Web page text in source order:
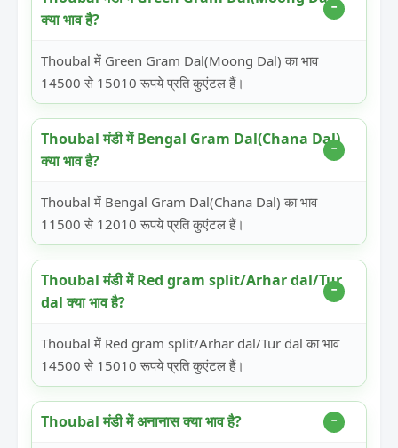
क्या भाव है?
Thoubal में Green Gram Dal(Moong Dal) का भाव
14500 से 15010 रूपये प्रति कुएंटल हैं।
Thoubal मंडी में Bengal Gram Dal(Chana Dal)
क्या भाव है?
Thoubal में Bengal Gram Dal(Chana Dal) का भाव
11500 से 12010 रूपये प्रति कुएंटल हैं।
Thoubal मंडी में Red gram split/Arhar dal/Tur
dal क्या भाव है?
Thoubal में Red gram split/Arhar dal/Tur dal का भाव
14500 से 15010 रूपये प्रति कुएंटल हैं।
Thoubal मंडी में अनानास क्या भाव है?